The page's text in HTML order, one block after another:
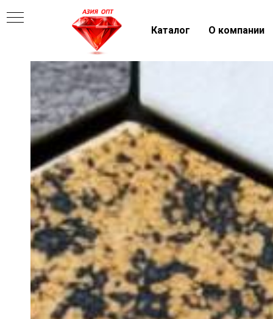
Каталог О компании